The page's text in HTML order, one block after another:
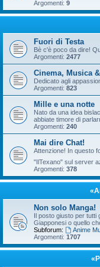
Argomenti: 9
Fuori di Testa
Bè c'è poco da dire!
Argomenti: 2477
Cinema, Musica
Dedicato agli
Argomenti: 823
Mille e una notte
Nato da una idea
abbiate timore di
Argomenti: 240
Mai dire Chat!
Attenzione! In questo
"IlTexano" sul server
Argomenti: 378
Non solo Manga!
Il posto giusto per tutti
Giapponesi o quello
Subforum:
Anime
Argomenti: 1707